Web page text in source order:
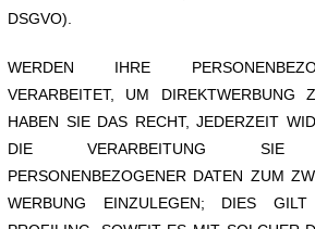
DSGVO).
WERDEN IHRE
VERARBEITET, UM DIREKTWERBUNG
HABEN SIE DAS RECHT, JEDERZEIT
DIE VERARBEITUNG SIE
PERSONENBEZOGENER DATEN ZUM
WERBUNG EINZULEGEN; DIES